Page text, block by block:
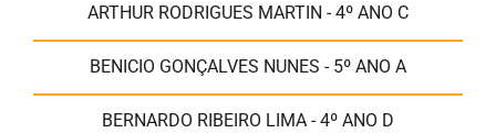
ARTHUR RODRIGUES MARTIN - 4º ANO C
BENICIO GONÇALVES NUNES - 5º ANO A
BERNARDO RIBEIRO LIMA - 4º ANO D